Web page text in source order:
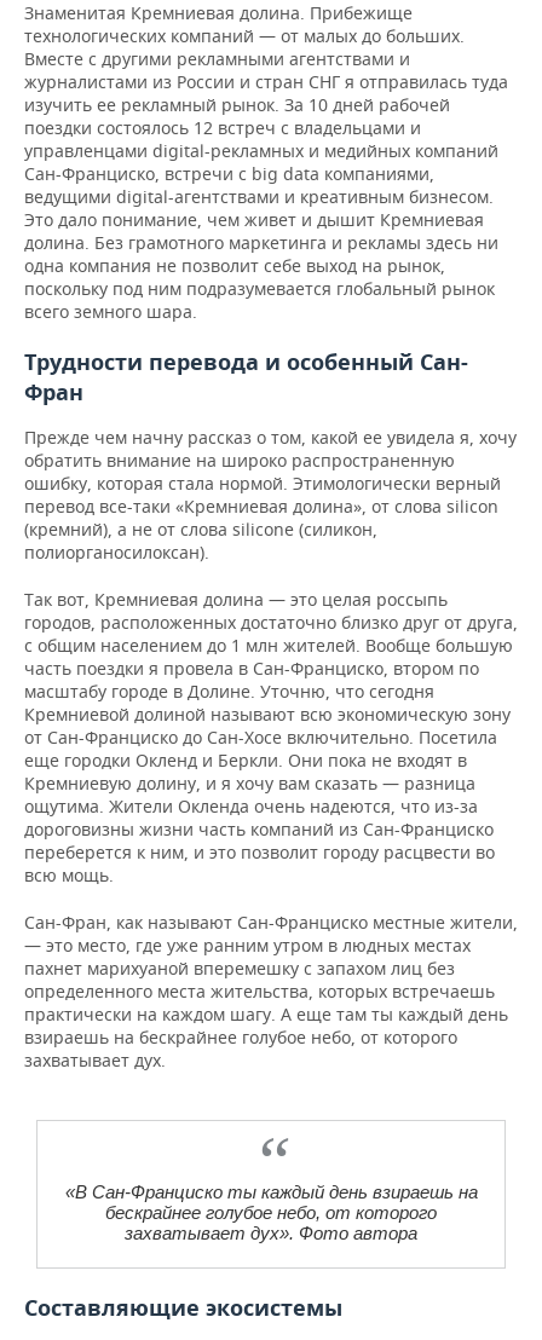
ONLINE-КОНФЕРЕНЦИИ
ОТКРЫТАЯ ЛЕКЦИЯ
ХОККЕЙ
БАСКЕТБОЛ
ВОЛЕЙБОЛ
КИБЕРСПОРТ
ФИГУРНОЕ КАТАНИЕ
ВОДНЫЕ ВИДЫ СПОРТА
ХОККЕЙ С МЯЧОМ
ВЛАСТЬ
ИНФРАСТРУКТУРА
ИСТОРИЯ
КУЛЬТУРА
МЕДИЦИНА
ОБРАЗОВАНИЕ
ПРОИСШЕСТВИЯ
СЮЖЕТЫ
СПРАВОЧНИК
СПИСОК ПЕРСОН
СПИСОК КОМПАНИЙ
ПОЛНАЯ ВЕРСИЯ
Знаменитая Кремниевая долина. Прибежище
технологических компаний — от малых до больших.
Вместе с другими рекламными агентствами и
журналистами из России и стран СНГ я отправилась туда
изучить ее рекламный рынок. За 10 дней рабочей
поездки состоялось 12 встреч с владельцами и
управленцами digital-рекламных и медийных компаний
Сан-Франциско, встречи с big data компаниями,
ведущими digital-агентствами и креативным бизнесом.
Это дало понимание, чем живет и дышит Кремниевая
долина. Без грамотного маркетинга и рекламы здесь ни
одна компания не позволит себе выход на рынок,
поскольку под ним подразумевается глобальный рынок
всего земного шара.
Трудности перевода и особенный Сан-
Фран
Прежде чем начну рассказ о том, какой ее увидела я, хочу
обратить внимание на широко распространенную
ошибку, которая стала нормой. Этимологически верный
перевод все-таки «Кремниевая долина», от слова silicon
(кремний), а не от слова siliconе (силикон,
полиорганосилоксан).
Так вот, Кремниевая долина — это целая россыпь
городов, расположенных достаточно близко друг от друга,
с общим населением до 1 млн жителей. Вообще большую
часть поездки я провела в Сан-Франциско, втором по
масштабу городе в Долине. Уточню, что сегодня
Кремниевой долиной называют всю экономическую зону
от Сан-Франциско до Сан-Хосе включительно. Посетила
еще городки Окленд и Беркли. Они пока не входят в
Кремниевую долину, и я хочу вам сказать — разница
ощутима. Жители Окленда очень надеются, что из-за
дороговизны жизни часть компаний из Сан-Франциско
переберется к ним, и это позволит городу расцвести во
всю мощь.
Сан-Фран, как называют Сан-Франциско местные жители,
— это место, где уже ранним утром в людных местах
пахнет марихуаной вперемешку с запахом лиц без
определенного места жительства, которых встречаешь
практически на каждом шагу. А еще там ты каждый день
взираешь на бескрайнее голубое небо, от которого
захватывает дух.
«В Сан-Франциско ты каждый день взираешь на
бескрайнее голубое небо, от которого
захватывает дух». Фото автора
Составляющие экосистемы